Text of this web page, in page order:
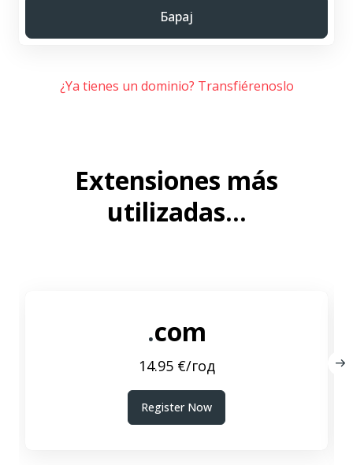
Барај
¿Ya tienes un dominio? Transfiérenoslo
Extensiones más
utilizadas...
.com
14.95 €/год
Register Now